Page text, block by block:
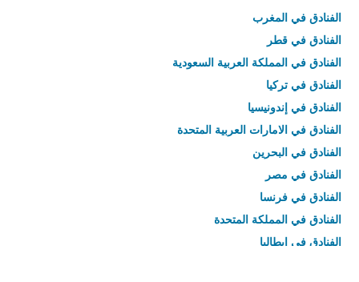
الفنادق في المغرب
الفنادق في قطر
الفنادق في المملكة العربية السعودية
الفنادق في تركيا
الفنادق في إندونيسيا
الفنادق في الامارات العربية المتحدة
الفنادق في البحرين
الفنادق في مصر
الفنادق في فرنسا
الفنادق في المملكة المتحدة
الفنادق في إيطاليا